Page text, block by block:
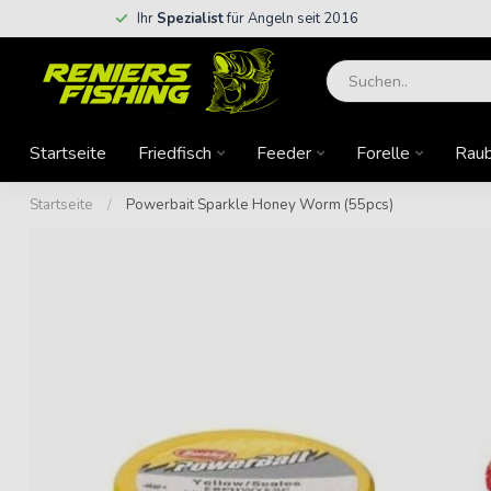
Ihr Spezialistfür Angeln seit 2016
Startseite Friedfisch Feeder Forelle
Startseite / Powerbait Sparkle Honey Worm (55pcs)